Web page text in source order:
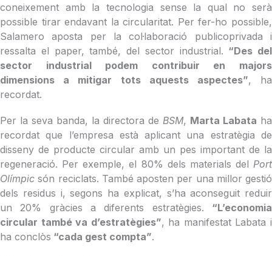
coneixement amb la tecnologia sense la qual no serà
possible tirar endavant la circularitat. Per fer-ho possible,
Salamero aposta per la col·laboració publicoprivada i
ressalta el paper, també, del sector industrial. “Des del
sector industrial podem contribuir en majors
dimensions a mitigar tots aquests aspectes”, ha
recordat.
Per la seva banda, la directora de BSM, Marta Labata ha
recordat que l’empresa està aplicant una estratègia de
disseny de producte circular amb un pes important de la
regeneració. Per exemple, el 80% dels materials del Port
Olímpicsón reciclats. També aposten per una millor gestió
dels residus i, segons ha explicat, s’ha aconseguit reduir
un 20% gràcies a diferents estratègies. “L’economia
circular també va d’estratègies”, ha manifestat Labata i
ha conclòs “cada gest compta”.